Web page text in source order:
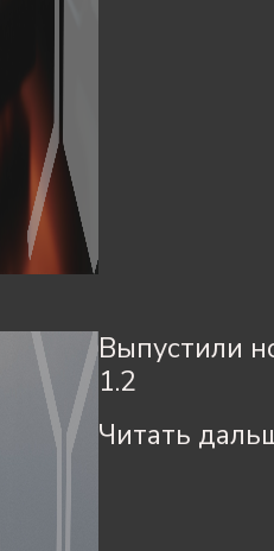
Выпустили
1.2
Читать